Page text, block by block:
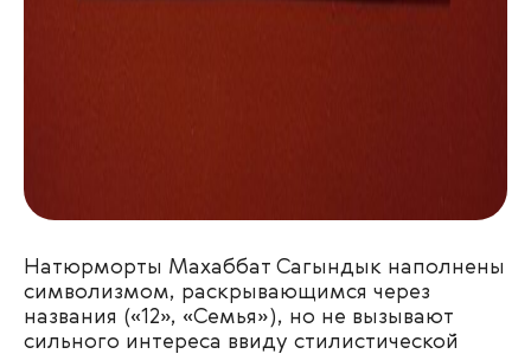
Натюрморты Махаббат Сагындык наполнены
символизмом, раскрывающимся через
названия («12», «Семья»), но не вызывают
сильного интереса ввиду стилистической